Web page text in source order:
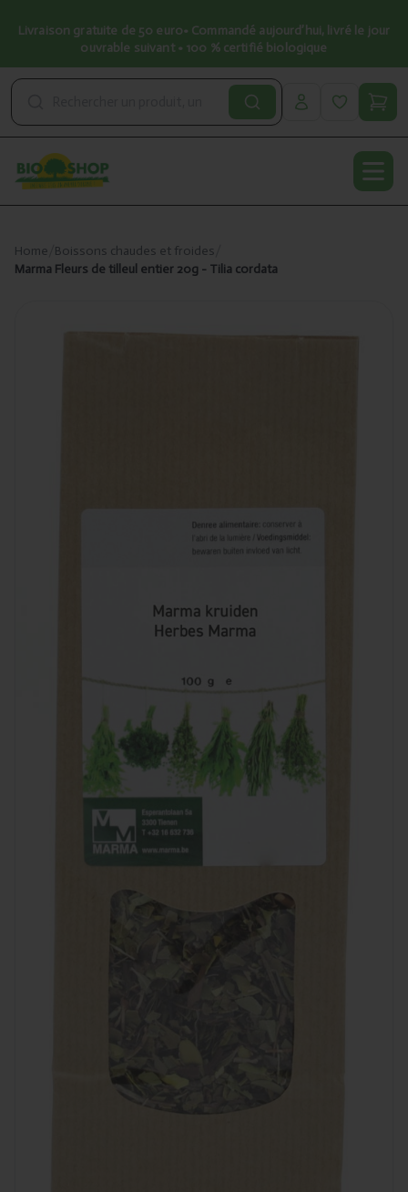
Livraison gratuite de 50 euro• Commandé aujourd’hui, livré le jour
ouvrable suivant • 100 % certifié biologique
Home Boissons chaudes et froides
Marma Fleurs de tilleul entier 20g - Tilia cordata